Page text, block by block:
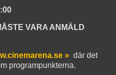
VARA ANMÄLD
» där det
programpunkterna.